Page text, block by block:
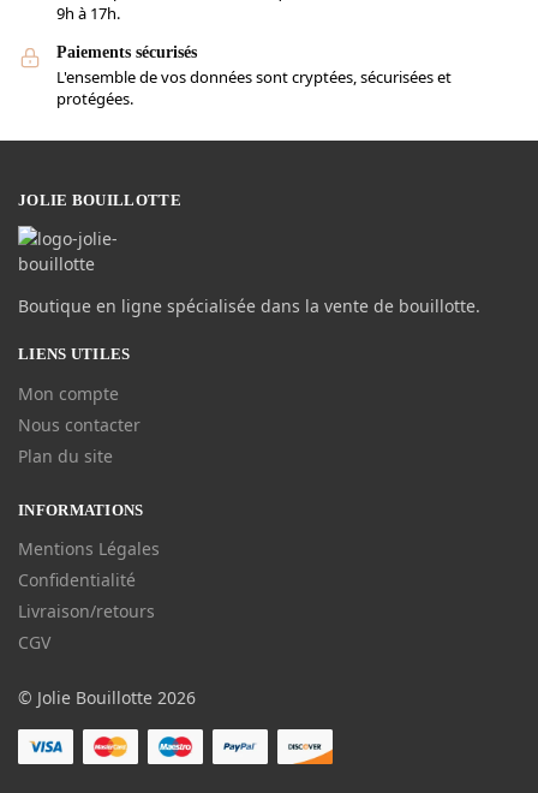
9h à 17h.
Paiements sécurisés
L'ensemble de vos données sont cryptées, sécurisées et
protégées.
JOLIE BOUILLOTTE
Boutique en ligne spécialisée dans la vente de bouillotte.
LIENS UTILES
Mon compte
Nous contacter
Plan du site
INFORMATIONS
Mentions Légales
Confidentialité
Livraison/retours
CGV
© Jolie Bouillotte 2026